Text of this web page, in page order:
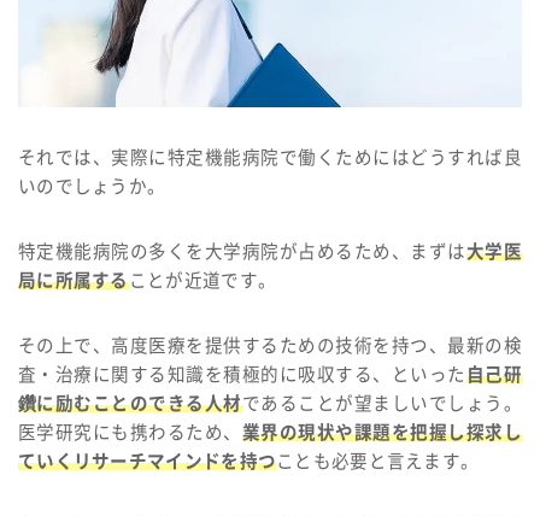
それでは、実際に特定機能病院で働くためにはどうすれば良
いのでしょうか。
特定機能病院の多くを大学病院が占めるため、まずは大学医
局に所属することが近道です。
その上で、高度医療を提供するための技術を持つ、最新の検
査・治療に関する知識を積極的に吸収する、といった 自己研
鑽に励むことのできる人材であることが望ましいでしょう。
医学研究にも携わるため、 業界の現状や課題を把握し探求し
ていくリサーチマインドを持つことも必要と言えます。